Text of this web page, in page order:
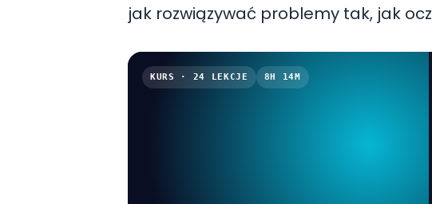
jak rozwiązywać problemy tak, jak
KURS · 24 LEKCJE 8H 14M